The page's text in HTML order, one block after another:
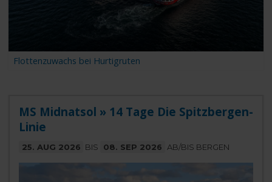
Flottenzuwachs bei Hurtigruten
MS Midnatsol » 14 Tage Die Spitzbergen-
Linie
25. AUG 2026 BIS 08. SEP 2026 AB/BIS BERGEN